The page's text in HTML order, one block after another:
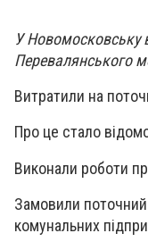
У Новомосковську
Перевалянського
Витратили на
Про це стало
Виконали роботи
Замовили
комунальних